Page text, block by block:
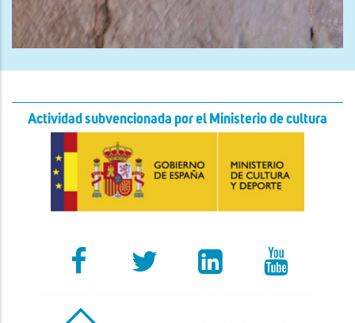
Actividad subvencionada por el Ministerio de cultura